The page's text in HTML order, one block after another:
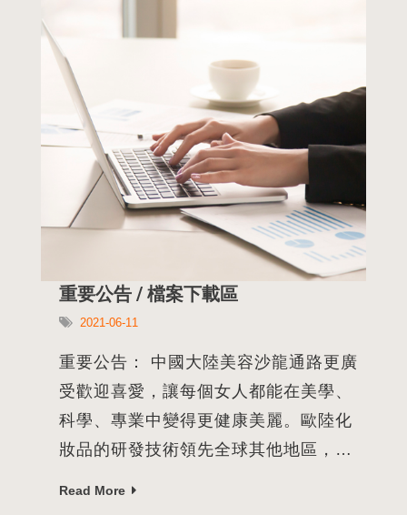
診測儀，來診測潛在的病症再利用五行
經絡來針對體內做有效的
重要公告 / 檔案下載區
2021-06-11
重要公告： 中國大陸美容沙龍通路更廣
受歡迎喜愛，讓每個女人都能在美學、
科學、專業中變得更健康美麗。歐陸化
妝品的研發技術領先全球其他地區，
Read More